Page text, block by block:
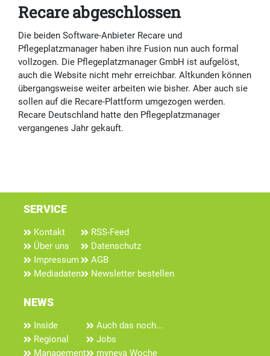
Recare abgeschlossen
Die beiden Software-Anbieter Recare und
Pflegeplatzmanager haben ihre Fusion nun auch formal
vollzogen. Die Pflegeplatzmanager GmbH ist aufgelöst,
auch die Website nicht mehr erreichbar. Altkunden können
übergangsweise weiter arbeiten wie bisher. Aber auch sie
sollen auf die Recare-Plattform umgezogen werden.
Recare Deutschland hatte den Pflegeplatzmanager
vergangenes Jahr gekauft.
SERVICE
Kontakt
Über uns
Impressum
Mediadaten
RSS-Feed
Datenschutz
AGB
Newsletter bestellen
NEWS
Inside
Regional
Management
Auch das noch...
Jobs
myneva Woche